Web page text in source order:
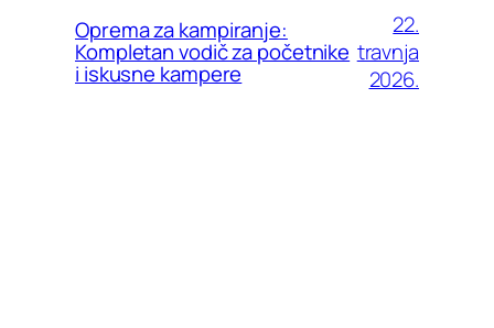
Oprema za kampiranje:
Kompletan vodič za početnike
i iskusne kampere
22.
travnja
2026.